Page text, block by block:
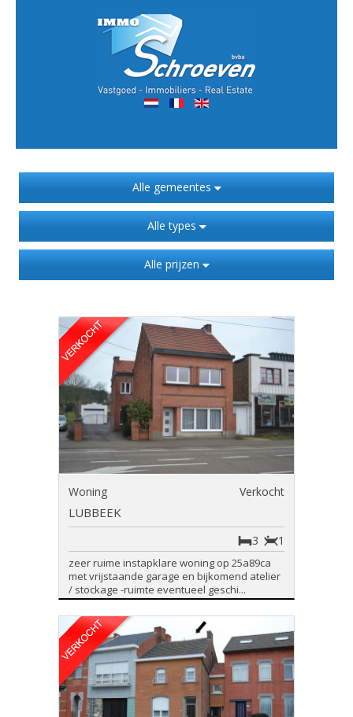
Alle gemeentes
Alle types
Alle prijzen
Woning Verkocht
LUBBEEK
1
3
zeer ruime instapklare woning op 25a89ca
met vrijstaande garage en bijkomend atelier
/ stockage -ruimte eventueel geschi...